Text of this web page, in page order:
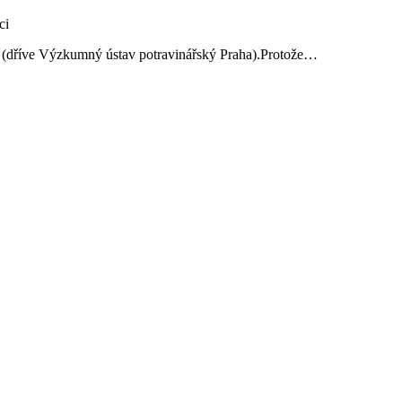
Výzkumný ústav potravinářský Praha).Protože…